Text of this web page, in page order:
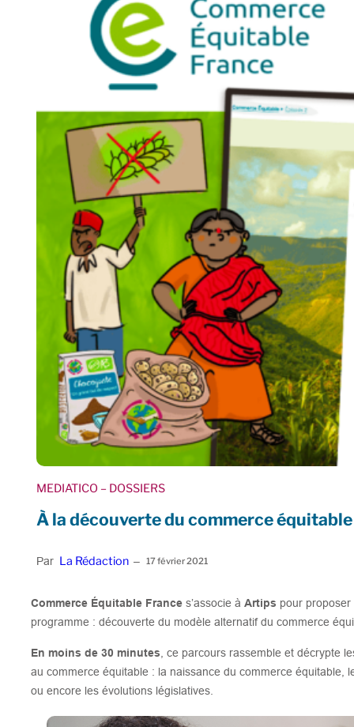
MEDIATICO – DOSSIERS
À la découverte du commerce équitable
Par La Rédaction – 17 février 2021
Commerce Équitable France s’associe àArtips pour proposer
programme : découverte du modèle alternatif du commerce
En moins de 30 minutes , ce parcours rassemble et décrypte
au commerce équitable : la naissance du commerce équitable,
ou encore les évolutions législatives.